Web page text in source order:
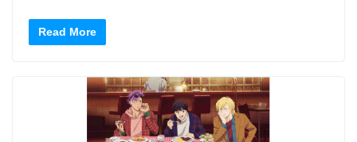
Read More